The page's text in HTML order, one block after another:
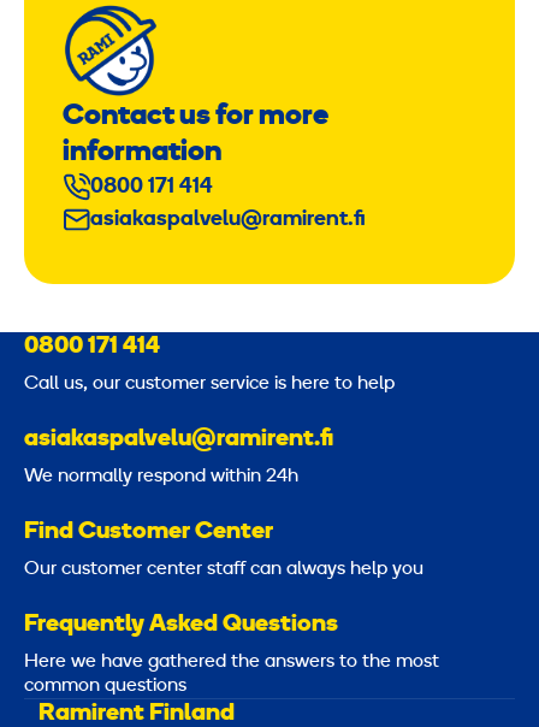
Contact us for more
information
0800 171 414
asiakaspalvelu@ramirent.fi
0800 171 414
Call us, our customer service is here to help
asiakaspalvelu@ramirent.fi
We normally respond within 24h
Find Customer Center
Our customer center staff can always help you
Frequently Asked Questions
Here we have gathered the answers to the most
common questions
Ramirent Finland